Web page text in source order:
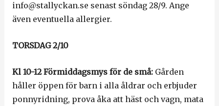
info@stallyckan.se senast söndag 28/9. Ange
även eventuella allergier.
TORSDAG 2/10
Kl 10-12 Förmiddagsmys för de små:Gården
håller öppen för barn i alla åldrar och erbjuder
ponnyridning, prova åka att häst och vagn, mata